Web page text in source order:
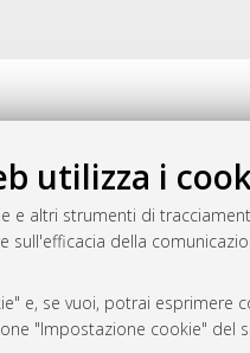
utilizza i
altri strumenti di
della
e, se vuoi, potrai esprimere
"Impostazione cookie" del